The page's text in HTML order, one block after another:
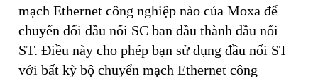
mạch Ethernet công nghiệp nào của Moxa để
chuyển đổi đầu nối SC ban đầu thành đầu nối
ST. Điều này cho phép bạn sử dụng đầu nối ST
với bất kỳ bộ chuyển mạch Ethernet công